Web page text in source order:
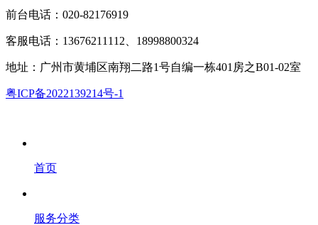
前台电话：020-82176919
客服电话：13676211112、18998800324
地址：广州市黄埔区南翔二路1号自编一栋401房之B01-02室
粤ICP备2022139214号-1
首页
服务分类